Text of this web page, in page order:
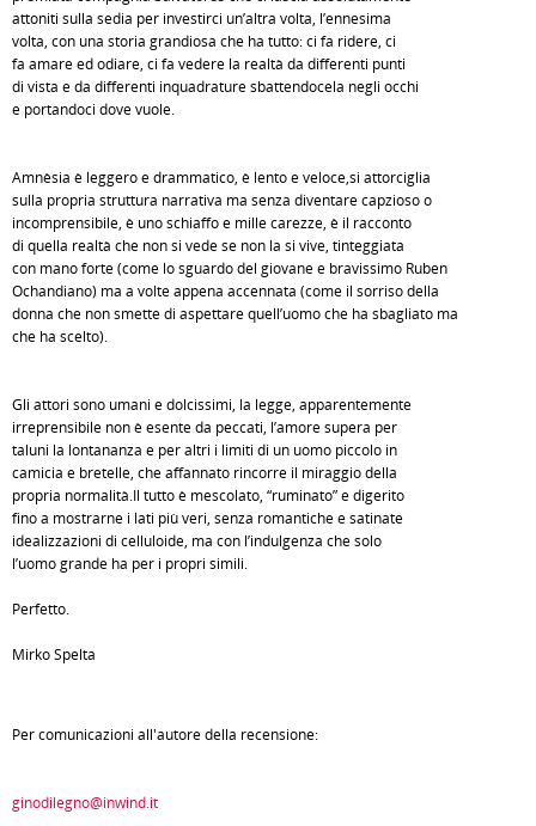
attoniti sulla sedia per investirci un’altra volta, l’ennesima
volta, con una storia grandiosa che ha tutto: ci fa ridere, ci
fa amare ed odiare, ci fa vedere la realtà da differenti punti
di vista e da differenti inquadrature sbattendocela negli occhi
e portandoci dove vuole.
Amnèsia è leggero e drammatico, è lento e veloce,si attorciglia
sulla propria struttura narrativa ma senza diventare capzioso o
incomprensibile, è uno schiaffo e mille carezze, è il racconto
di quella realtà che non si vede se non la si vive, tinteggiata
con mano forte (come lo sguardo del giovane e bravissimo Ruben
Ochandiano) ma a volte appena accennata (come il sorriso della
donna che non smette di aspettare quell’uomo che ha sbagliato ma
che ha scelto).
Gli attori sono umani e dolcissimi, la legge, apparentemente
irreprensibile non è esente da peccati, l’amore supera per
taluni la lontananza e per altri i limiti di un uomo piccolo in
camicia e bretelle, che affannato rincorre il miraggio della
propria normalità.Il tutto è mescolato, “ruminato” e digerito
fino a mostrarne i lati più veri, senza romantiche e satinate
idealizzazioni di celluloide, ma con l’indulgenza che solo
l’uomo grande ha per i propri simili.
Perfetto.
Mirko Spelta
Per comunicazioni all'autore della recensione:
ginodilegno@inwind.it